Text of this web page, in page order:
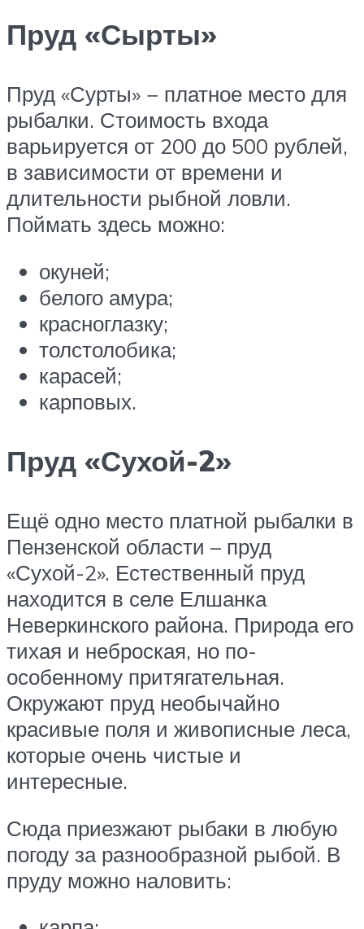
Пруд «Сырты»
Пруд «Сурты» − платное место для
рыбалки. Стоимость входа
варьируется от 200 до 500 рублей,
в зависимости от времени и
длительности рыбной ловли.
Поймать здесь можно:
окуней;
белого амура;
красноглазку;
толстолобика;
карасей;
карповых.
Пруд «Сухой-2»
Ещё одно место платной рыбалки в
Пензенской области – пруд
«Сухой-2». Естественный пруд
находится в селе Елшанка
Неверкинского района. Природа его
тихая и неброская, но по-
особенному притягательная.
Окружают пруд необычайно
красивые поля и живописные леса,
которые очень чистые и
интересные.
Сюда приезжают рыбаки в любую
погоду за разнообразной рыбой. В
пруду можно наловить: